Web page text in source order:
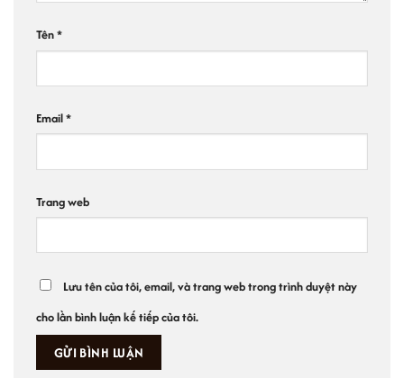
Tên*
Email*
Trang web
Lưu tên của tôi, email, và trang web trong trình duyệt này
cho lần bình luận kế tiếp của tôi.